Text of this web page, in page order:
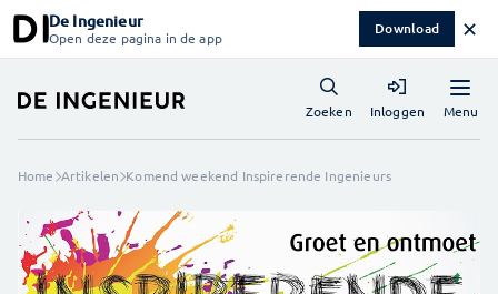
De Ingenieur
Open deze pagina in de app Download ✕
Menu
Zoeken Inloggen
Home Artikelen Komend weekend Inspirerende Ingenieurs